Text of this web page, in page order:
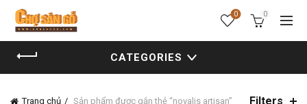
0 0
CATEGORIES
Trang chủ Sản phẩm được gắn thẻ “novalis artisan” Filters